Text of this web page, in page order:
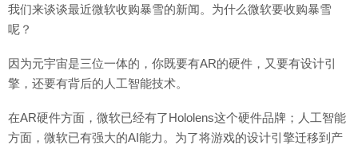
我们来谈谈最近微软收购暴雪的新闻。为什么微软要收购暴雪
呢？
因为元宇宙是三位一体的，你既要有AR的硬件，又要有设计引
擎，还要有背后的人工智能技术。
在AR硬件方面，微软已经有了Hololens这个硬件品牌；人工智能
方面，微软已有强大的AI能力。为了将游戏的设计引擎迁移到产